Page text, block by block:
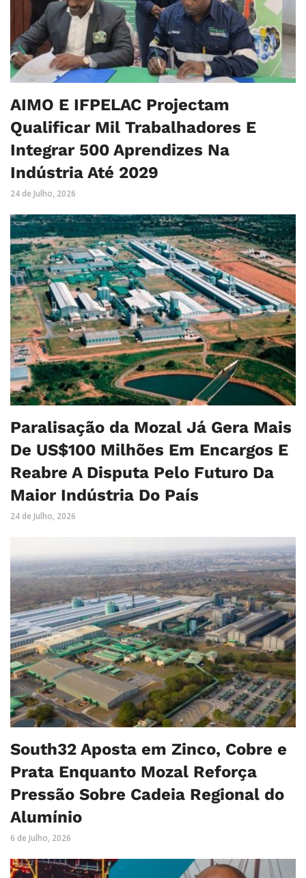
AIMO E IFPELAC Projectam
Qualificar Mil Trabalhadores E
Integrar 500 Aprendizes Na
Indústria Até 2029
24 de Julho, 2026
Paralisação da Mozal Já Gera Mais
De US$100 Milhões Em Encargos E
Reabre A Disputa Pelo Futuro Da
Maior Indústria Do País
24 de Julho, 2026
South32 Aposta em Zinco, Cobre e
Prata Enquanto Mozal Reforça
Pressão Sobre Cadeia Regional do
Alumínio
6 de Julho, 2026